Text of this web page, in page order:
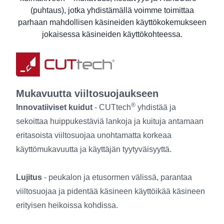
Pesuohjeet
Tietoja käyttäjille
(puhtaus), jotka yhdistämällä voimme toimittaa
parhaan mahdollisen käsineiden käyttökokemukseen
jokaisessa käsineiden käyttökohteessa.
Mukavuutta viiltosuojaukseen
Innovatiiviset kuidut - CUTtech® yhdistää ja
sekoittaa huippukestäviä lankoja ja kuituja antamaan
eritasoista viiltosuojaa unohtamatta korkeaa
käyttömukavuutta ja käyttäjän tyytyväisyyttä.
Lujitus - peukalon ja etusormen välissä, parantaa
viiltosuojaa ja pidentää käsineen käyttöikää käsineen
erityisen heikoissa kohdissa.